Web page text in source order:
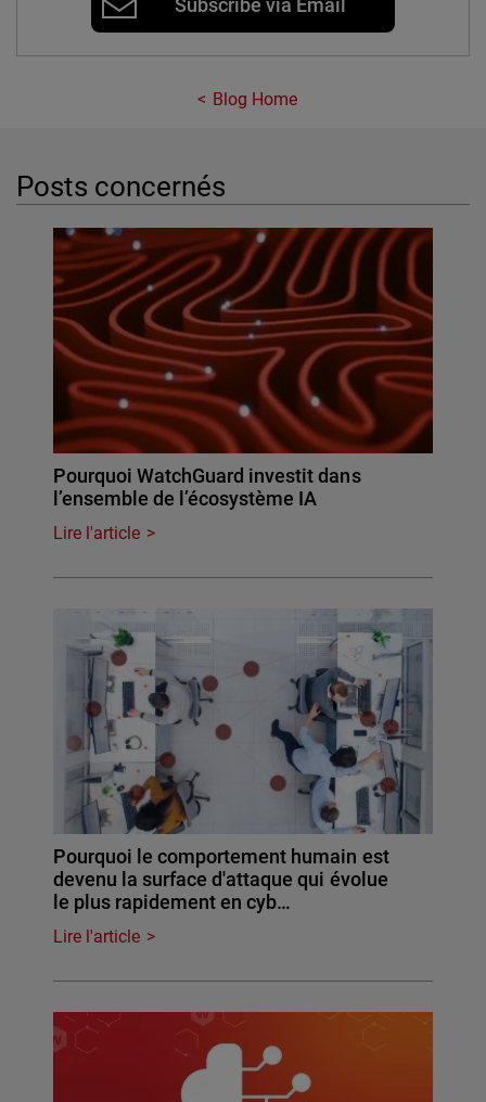
Subscribe via Email
Blog Home
Posts concernés
Pourquoi WatchGuard investit dans
l’ensemble de l’écosystème IA
Lire l'article
Pourquoi le comportement humain est
devenu la surface d'attaque qui évolue
le plus rapidement en cyb…
Lire l'article